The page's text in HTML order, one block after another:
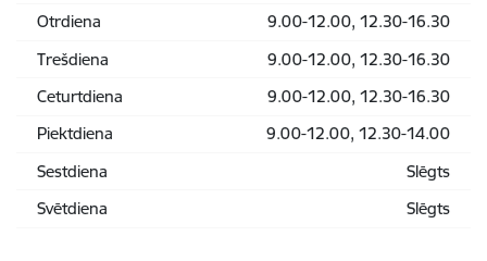
Otrdiena
9.00-12.00, 12.30-16.30
Trešdiena
9.00-12.00, 12.30-16.30
Ceturtdiena
9.00-12.00, 12.30-16.30
Piektdiena
9.00-12.00, 12.30-14.00
Sestdiena
Slēgts
Svētdiena
Slēgts